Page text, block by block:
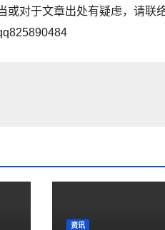
或对于文章出处有疑虑，请联
资讯